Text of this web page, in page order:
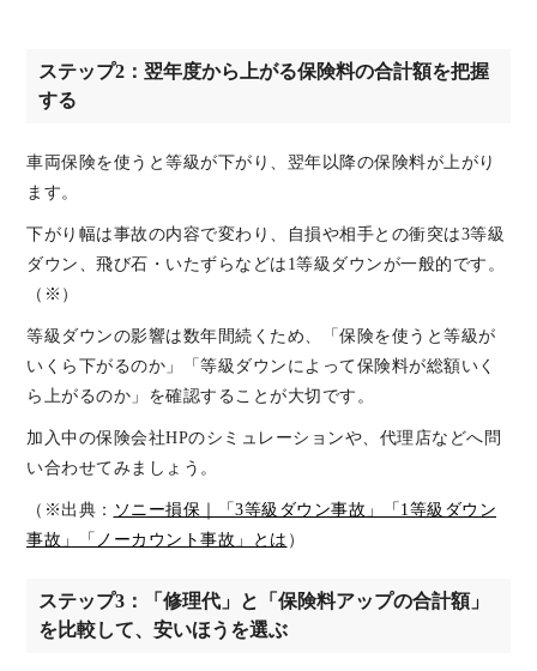
ステップ2：翌年度から上がる保険料の合計額を把握
する
車両保険を使うと等級が下がり、翌年以降の保険料が上がり
ます。
下がり幅は事故の内容で変わり、自損や相手との衝突は3等級
ダウン、飛び石・いたずらなどは1等級ダウンが一般的です。
（※）
等級ダウンの影響は数年間続くため、「保険を使うと等級が
いくら下がるのか」「等級ダウンによって保険料が総額いく
ら上がるのか」を確認することが大切です。
加入中の保険会社HPのシミュレーションや、代理店などへ問
い合わせてみましょう。
（※出典： ソニー損保｜「3等級ダウン事故」「1等級ダウン
事故」「ノーカウント事故」とは ）
ステップ3：「修理代」と「保険料アップの合計額」
を比較して、安いほうを選ぶ